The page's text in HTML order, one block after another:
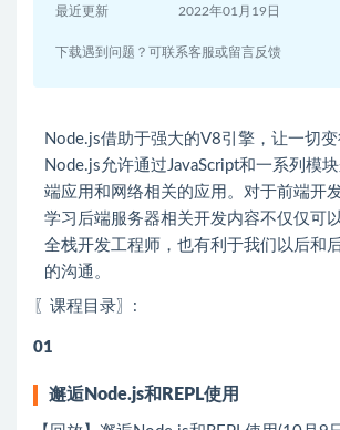
最近更新 2022年01月19日
下载遇到问题？可联系客服或留言反馈
Node.js借助于强大的V8引擎，让一切变
Node.js允许通过JavaScript和一系列模
端应用和网络相关的应用。对于前端开
学习后端服务器相关开发内容不仅仅可
全栈开发工程师，也有利于我们以后和
的沟通。
〖课程目录〗:
01
邂逅Node.js和REPL使⽤